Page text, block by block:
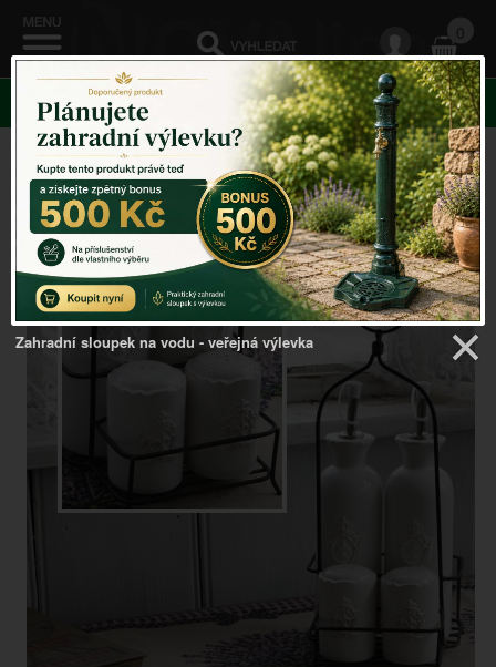
0
KATEGORIE
Venkovský domov ->Doplňky do kuchyně-> Stolní sada
na dochucovadla
Zahradní sloupek na vodu - veřejná výlevka